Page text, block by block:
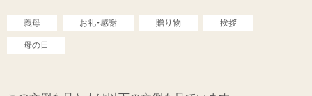
義母 お礼・感謝 贈り物 挨拶
母の日